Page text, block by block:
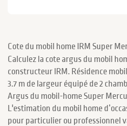
Cote du mobil home IRM Super
Calculez la cote argus du mobil
constructeur IRM. Résidence
3.7 m de largeur équipé de 2
Argus du mobil-home Super
L'estimation du mobil home
pour particulier ou professionnel